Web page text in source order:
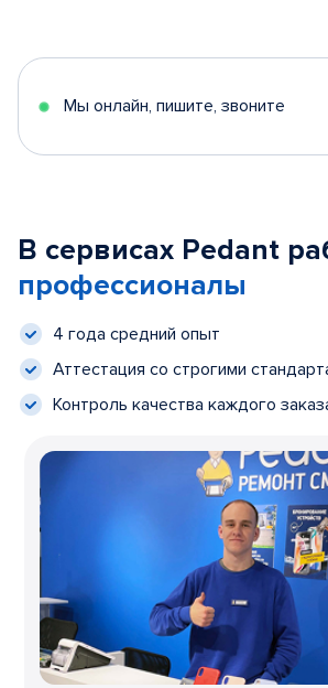
Мы онлайн, пишите, звоните
В сервисах Pedant
профессионалы
4 года средний опыт
Аттестация со строгими
Контроль качества каждого